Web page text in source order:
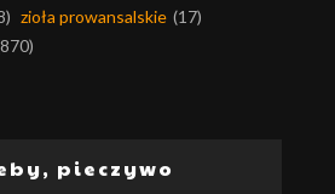
zioła prowansalskie (17)
pieczywo